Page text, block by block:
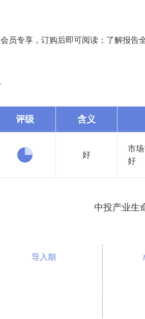
员专享，订购后即可阅读；了解报告
评级 含义
好
市
好
中投产业生
导入期